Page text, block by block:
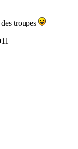
troupes